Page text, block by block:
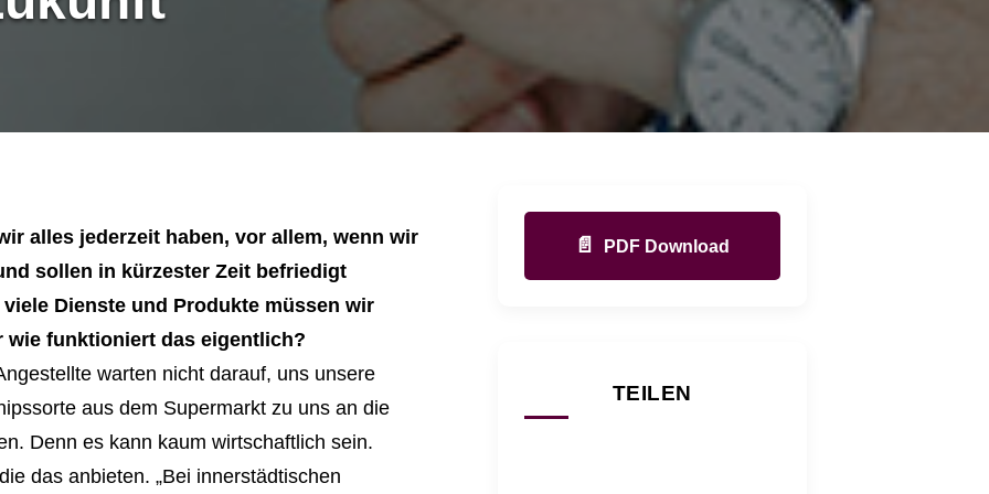
alles jederzeit haben, vor allem, wenn wir
sollen in kürzester Zeit befriedigt
Dienste und Produkte müssen wir
wie funktioniert das eigentlich?
warten nicht darauf, uns unsere
aus dem Supermarkt zu uns an die
Denn es kann kaum wirtschaftlich sein.
das anbieten. „Bei innerstädtischen
📄 PDF Download
TEILEN